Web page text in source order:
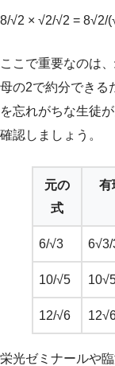
8/√2 × √2/√2 = 8√2/
ここで重要なのは、
母の2で約分できる
を忘れがちな生徒
確認しましょう。
元の
式
有
6/√3 6√3/
10/√5
12/√6
栄光ゼミナールや